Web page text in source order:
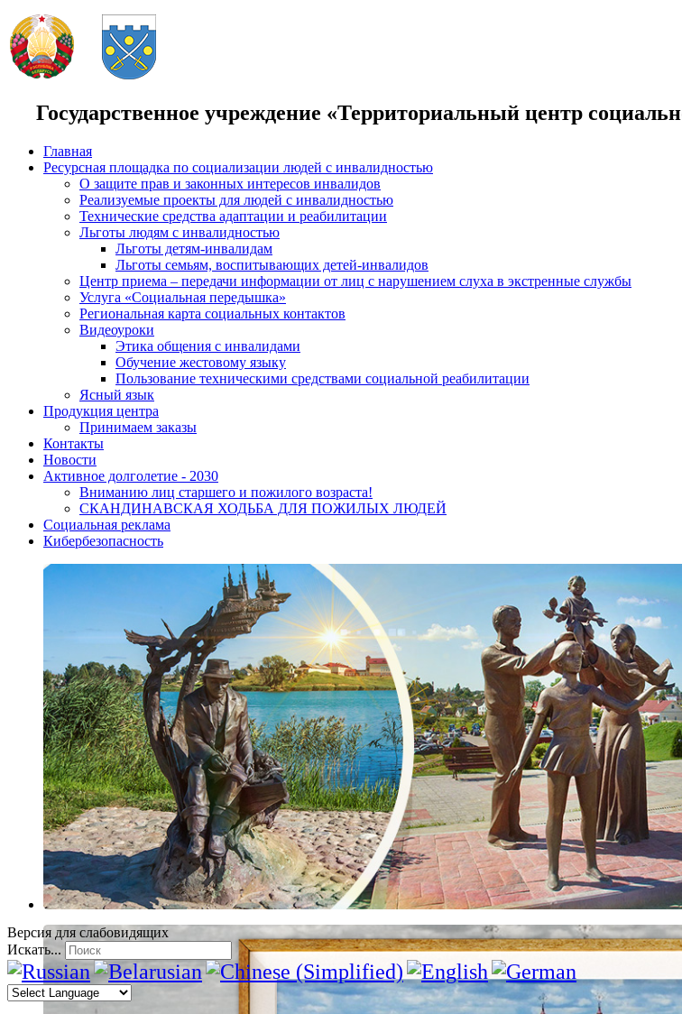
Государственное учреждение «Территориальный центр
Главная
Ресурсная площадка по социализации людей с инвалидностью
О защите прав и законных интересов инвалидов
Реализуемые проекты для людей с инвалидностью
Технические средства адаптации и реабилитации
Льготы людям с инвалидностью
Льготы детям-инвалидам
Льготы семьям, воспитывающих детей-инвалидов
Центр приема – передачи информации от лиц с нарушением слуха в экстренные службы
Услуга «Социальная передышка»
Региональная карта социальных контактов
Видеоуроки
Этика общения с инвалидами
Обучение жестовому языку
Пользование техническими средствами социальной реабилитации
Ясный язык
Продукция центра
Принимаем заказы
Контакты
Новости
Активное долголетие - 2030
Вниманию лиц старшего и пожилого возраста!
CКАНДИНАВСКАЯ ХОДЬБА ДЛЯ ПОЖИЛЫХ ЛЮДЕЙ
Социальная реклама
Кибербезопасность
Версия для слабовидящих
Искать...